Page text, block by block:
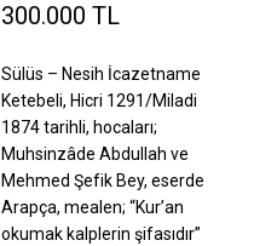
300.000 TL
Sülüs – Nesih İcazetname
Ketebeli, Hicri 1291/Miladi
1874 tarihli, hocaları;
Muhsinzâde Abdullah ve
Mehmed Şefik Bey, eserde
Arapça, mealen; “Kur’an
okumak kalplerin şifasıdır”